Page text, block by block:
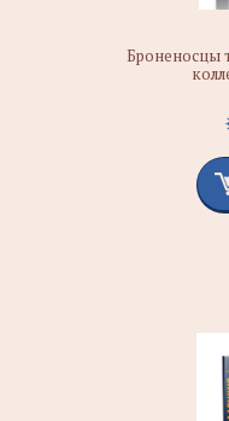
Броненосцы